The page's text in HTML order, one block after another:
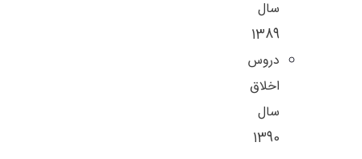
سال
1389
دروس
اخلاق
سال
1390